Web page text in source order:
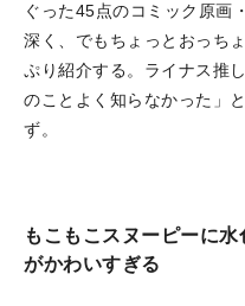
ぐった45点のコミック原画
深く、でもちょっとおっち
ぷり紹介する。ライナス推
のことよく知らなかった」
ず。
もこもこスヌーピーに
がかわいすぎる